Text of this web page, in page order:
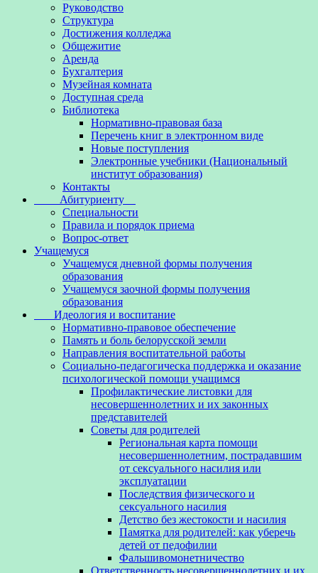
Руководство
Структура
Достижения колледжа
Общежитие
Аренда
Бухгалтерия
Музейная комната
Доступная среда
Библиотека
Нормативно-правовая база
Перечень книг в электронном виде
Новые поступления
Электронные учебники (Национальный
институт образования)
Контакты
Абитуриенту
Специальности
Правила и порядок приема
Вопрос-ответ
Учащемуся
Учащемуся дневной формы получения
образования
Учащемуся заочной формы получения
образования
Идеология и воспитание
Нормативно-правовое обеспечение
Память и боль белорусской земли
Направления воспитательной работы
Социально-педагогическа поддержка и оказание
психологической помощи учащимся
Профилактические листовки для
несовершеннолетних и их законных
представителей
Советы для родителей
Региональная карта помощи
несовершеннолетним, пострадавшим
от сексуального насилия или
эксплуатации
Последствия физического и
сексуального насилия
Детство без жестокости и насилия
Памятка для родителей: как уберечь
детей от педофилии
Фальшивомонетничество
Ответственность несовершеннолетних и их